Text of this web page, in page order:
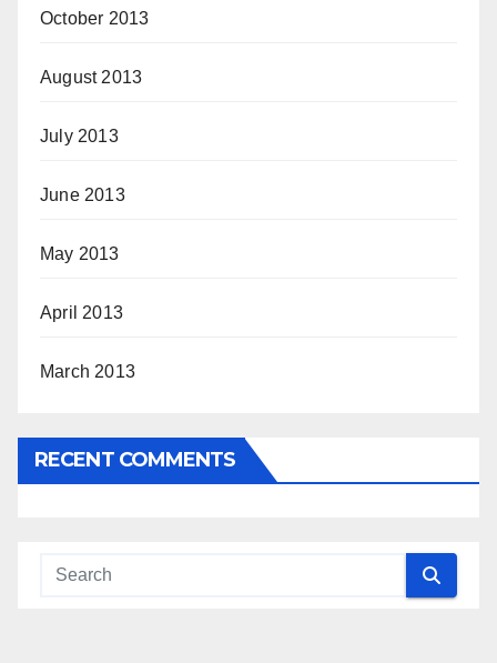
October 2013
August 2013
July 2013
June 2013
May 2013
April 2013
March 2013
RECENT COMMENTS